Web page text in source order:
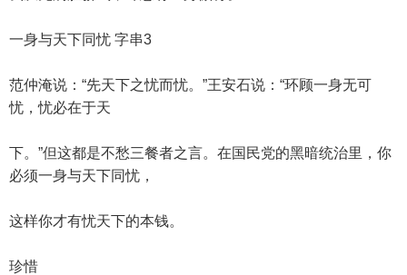
一身与天下同忧 字串3
范仲淹说：“先天下之忧而忧。”王安石说：“环顾一身无可
忧，忧必在于天
下。”但这都是不愁三餐者之言。在国民党的黑暗统治里，你
必须一身与天下同忧，
这样你才有忧天下的本钱。
珍惜